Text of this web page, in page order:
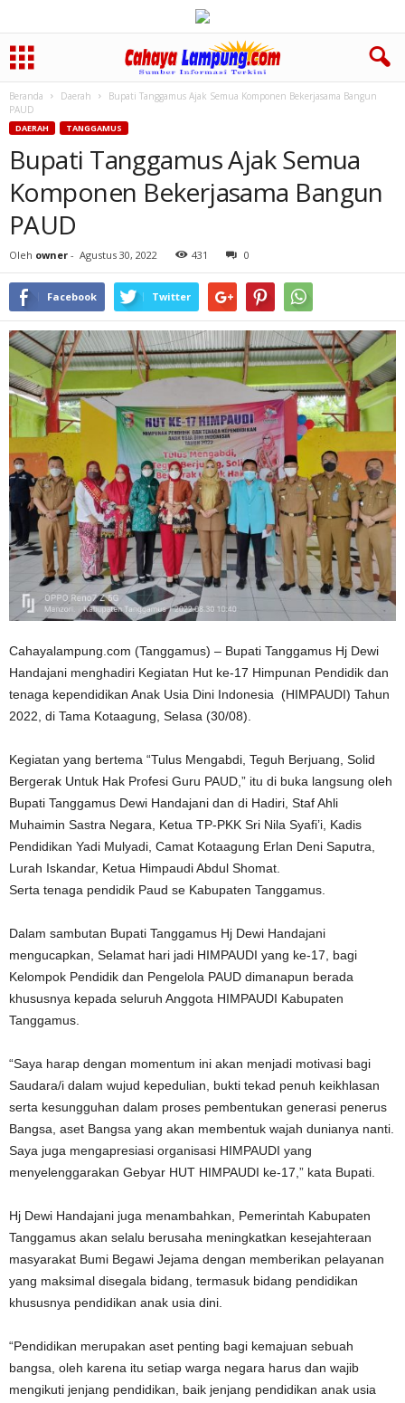
Beranda Daerah
Bupati Tanggamus Ajak Semua Komponen Bekerjasama Bangun
PAUD
DAERAH TANGGAMUS
Bupati Tanggamus Ajak Semua
Komponen Bekerjasama Bangun
PAUD
Oleh owner - Agustus 30, 2022 431 0
Facebook Twitter
Cahayalampung.com (Tanggamus) – Bupati Tanggamus Hj Dewi
Handajani menghadiri Kegiatan Hut ke-17 Himpunan Pendidik dan
tenaga kependidikan Anak Usia Dini Indonesia (HIMPAUDI) Tahun
2022, di Tama Kotaagung, Selasa (30/08).
Kegiatan yang bertema “Tulus Mengabdi, Teguh Berjuang, Solid
Bergerak Untuk Hak Profesi Guru PAUD,” itu di buka langsung oleh
Bupati Tanggamus Dewi Handajani dan di Hadiri, Staf Ahli
Muhaimin Sastra Negara, Ketua TP-PKK Sri Nila Syafi’i, Kadis
Pendidikan Yadi Mulyadi, Camat Kotaagung Erlan Deni Saputra,
Lurah Iskandar, Ketua Himpaudi Abdul Shomat.
Serta tenaga pendidik Paud se Kabupaten Tanggamus.
Dalam sambutan Bupati Tanggamus Hj Dewi Handajani
mengucapkan, Selamat hari jadi HIMPAUDI yang ke-17, bagi
Kelompok Pendidik dan Pengelola PAUD dimanapun berada
khususnya kepada seluruh Anggota HIMPAUDI Kabupaten
Tanggamus.
“Saya harap dengan momentum ini akan menjadi motivasi bagi
Saudara/i dalam wujud kepedulian, bukti tekad penuh keikhlasan
serta kesungguhan dalam proses pembentukan generasi penerus
Bangsa, aset Bangsa yang akan membentuk wajah dunianya nanti.
Saya juga mengapresiasi organisasi HIMPAUDI yang
menyelenggarakan Gebyar HUT HIMPAUDI ke-17,” kata Bupati.
Hj Dewi Handajani juga menambahkan, Pemerintah Kabupaten
Tanggamus akan selalu berusaha meningkatkan kesejahteraan
masyarakat Bumi Begawi Jejama dengan memberikan pelayanan
yang maksimal disegala bidang, termasuk bidang pendidikan
khususnya pendidikan anak usia dini.
“Pendidikan merupakan aset penting bagi kemajuan sebuah
bangsa, oleh karena itu setiap warga negara harus dan wajib
mengikuti jenjang pendidikan, baik jenjang pendidikan anak usia